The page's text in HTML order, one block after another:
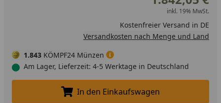
inkl. 19% MwSt.
Kostenfreier Versand in DE
Versandkosten nach Menge und Land
1.843 KÖMPF24 Münzen
Am Lager, Lieferzeit: 4-5 Werktage in Deutschland
In den Einkaufswagen legen
In den Einkaufswagen